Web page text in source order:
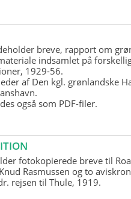
breve, rapport om
indsamlet på
1929-56.
af Den kgl. grønlandske
også som PDF-filer.
fotokopierede breve til
Rasmussen og to
rejsen til Thule, 1919.